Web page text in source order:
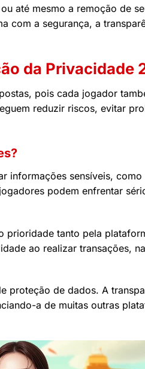
até mesmo a remoção de
com a segurança, a
da Privacidade
pois cada jogador
reduzir riscos, evitar
sensíveis,
podem enfrentar
tanto pela
ao realizar transações,
proteção de dados. A
a de muitas outras